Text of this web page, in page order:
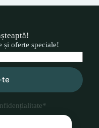
și oferte speciale!
te
*